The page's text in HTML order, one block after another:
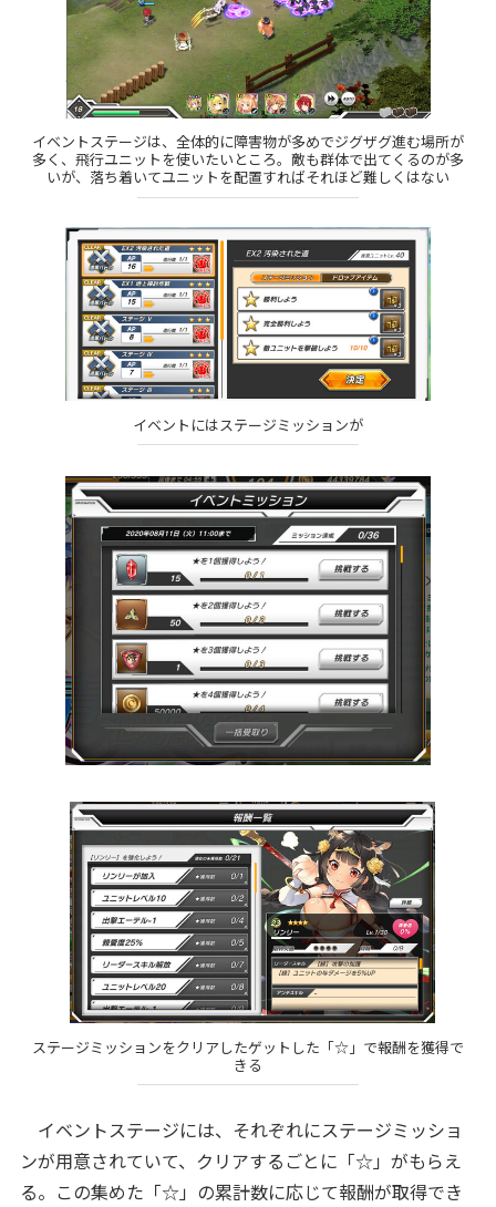
イベントステージは、全体的に障害物が多めでジグザグ進む場所が
多く、飛行ユニットを使いたいところ。敵も群体で出てくるのが多
いが、落ち着いてユニットを配置すればそれほど難しくはない
イベントにはステージミッションが
ステージミッションをクリアしたゲットした「☆」で報酬を獲得で
きる
イベントステージには、それぞれにステージミッショ
ンが用意されていて、クリアするごとに「☆」がもらえ
る。この集めた「☆」の累計数に応じて報酬が取得でき